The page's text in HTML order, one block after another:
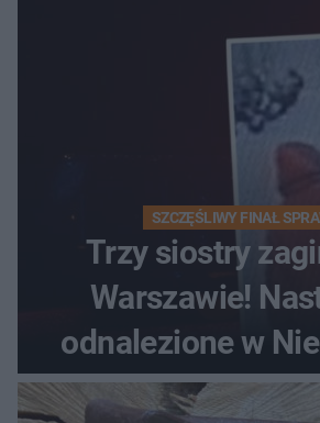
SZCZĘŚLIWY FINAŁ
Trzy siostry
Warszawie!
odnalezione w